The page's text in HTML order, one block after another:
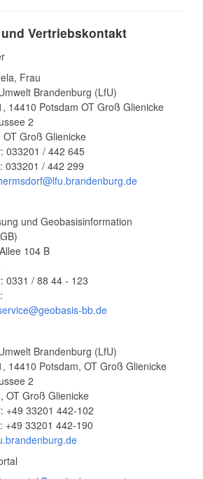
Vertriebskontakt
Frau
Brandenburg (LfU)
14410 Potsdam OT Groß Glienicke
2
Groß Glienicke
033201 / 442 645
033201 / 442 299
und Geobasisinformation
104 B
0331 / 88 44 - 123
bb.de
Brandenburg (LfU)
14410 Potsdam, OT Groß Glienicke
2
OT Groß Glienicke
+49 33201 442-102
+49 33201 442-190